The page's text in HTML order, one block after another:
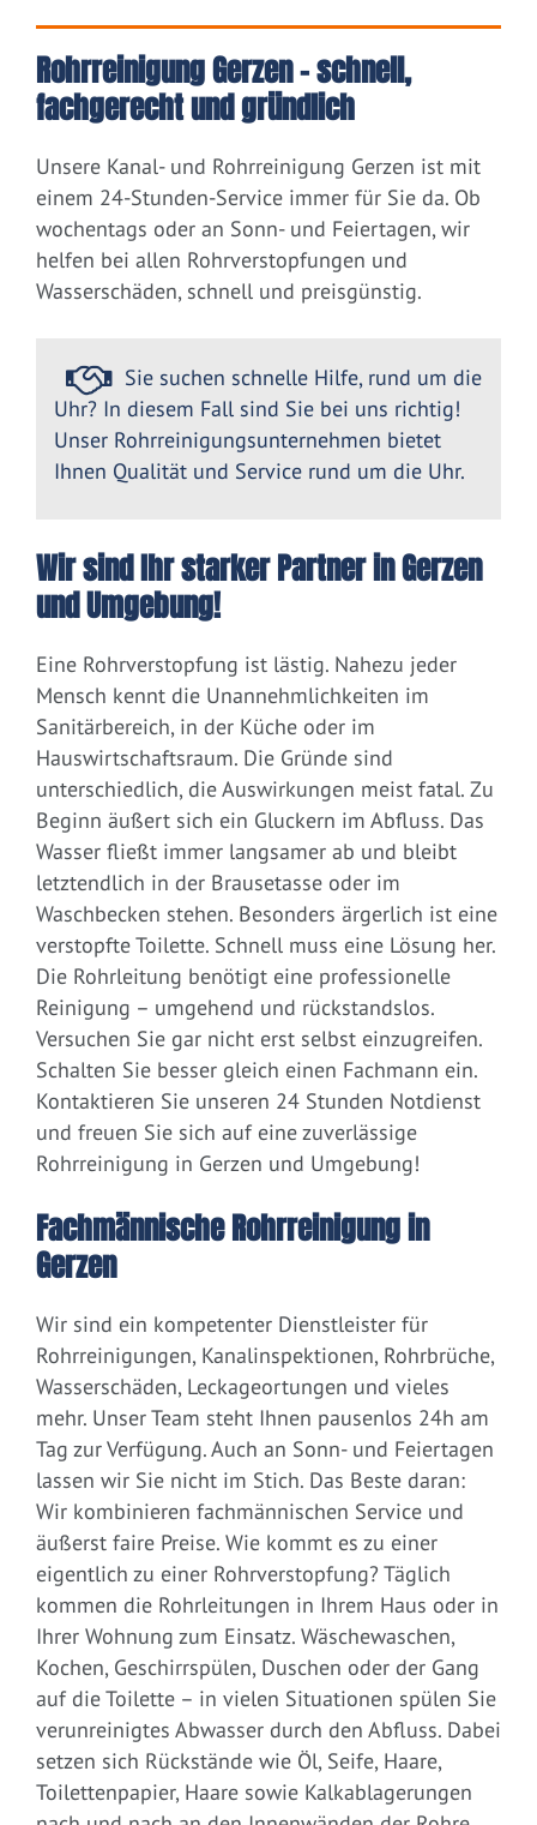
Rohrreinigung Gerzen – schnell,
fachgerecht und gründlich
Unsere Kanal- und Rohrreinigung Gerzen ist mit
einem 24-Stunden-Service immer für Sie da. Ob
wochentags oder an Sonn- und Feiertagen, wir
helfen bei allen Rohrverstopfungen und
Wasserschäden, schnell und preisgünstig.
Sie suchen schnelle Hilfe, rund um die
Uhr? In diesem Fall sind Sie bei uns richtig!
Unser Rohrreinigungsunternehmen bietet
Ihnen Qualität und Service rund um die Uhr.
Wir sind Ihr starker Partner in Gerzen
und Umgebung!
Eine Rohrverstopfung ist lästig. Nahezu jeder
Mensch kennt die Unannehmlichkeiten im
Sanitärbereich, in der Küche oder im
Hauswirtschaftsraum. Die Gründe sind
unterschiedlich, die Auswirkungen meist fatal. Zu
Beginn äußert sich ein Gluckern im Abfluss. Das
Wasser fließt immer langsamer ab und bleibt
letztendlich in der Brausetasse oder im
Waschbecken stehen. Besonders ärgerlich ist eine
verstopfte Toilette. Schnell muss eine Lösung her.
Die Rohrleitung benötigt eine professionelle
Reinigung – umgehend und rückstandslos.
Versuchen Sie gar nicht erst selbst einzugreifen.
Schalten Sie besser gleich einen Fachmann ein.
Kontaktieren Sie unseren 24 Stunden Notdienst
und freuen Sie sich auf eine zuverlässige
Rohrreinigung in Gerzen und Umgebung!
Fachmännische Rohrreinigung in
Gerzen
Wir sind ein kompetenter Dienstleister für
Rohrreinigungen, Kanalinspektionen, Rohrbrüche,
Wasserschäden, Leckageortungen und vieles
mehr. Unser Team steht Ihnen pausenlos 24h am
Tag zur Verfügung. Auch an Sonn- und Feiertagen
lassen wir Sie nicht im Stich. Das Beste daran:
Wir kombinieren fachmännischen Service und
äußerst faire Preise. Wie kommt es zu einer
eigentlich zu einer Rohrverstopfung? Täglich
kommen die Rohrleitungen in Ihrem Haus oder in
Ihrer Wohnung zum Einsatz. Wäschewaschen,
Kochen, Geschirrspülen, Duschen oder der Gang
auf die Toilette – in vielen Situationen spülen Sie
verunreinigtes Abwasser durch den Abfluss. Dabei
setzen sich Rückstände wie Öl, Seife, Haare,
Toilettenpapier, Haare sowie Kalkablagerungen